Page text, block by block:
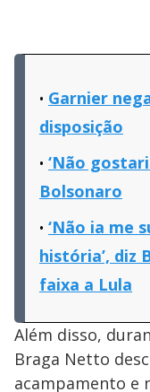
Garnier
disposição
‘Não
Bolsonaro
‘Não ia me
história’, diz
faixa a Lula
Além disso,
Braga Netto
acampamento e